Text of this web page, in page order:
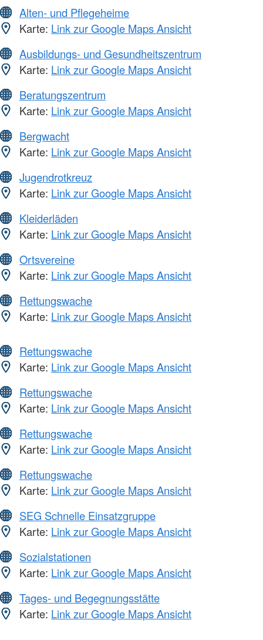
Alten- und Pflegeheime
Karte: Link zur Google Maps Ansicht
Ausbildungs- und Gesundheitszentrum
Karte: Link zur Google Maps Ansicht
Beratungszentrum
Karte: Link zur Google Maps Ansicht
Bergwacht
Karte: Link zur Google Maps Ansicht
Jugendrotkreuz
Karte: Link zur Google Maps Ansicht
Kleiderläden
Karte: Link zur Google Maps Ansicht
Ortsvereine
Karte: Link zur Google Maps Ansicht
Rettungswache
Karte: Link zur Google Maps Ansicht
Rettungswache
Karte: Link zur Google Maps Ansicht
Rettungswache
Karte: Link zur Google Maps Ansicht
Rettungswache
Karte: Link zur Google Maps Ansicht
Rettungswache
Karte: Link zur Google Maps Ansicht
SEG Schnelle Einsatzgruppe
Karte: Link zur Google Maps Ansicht
Sozialstationen
Karte: Link zur Google Maps Ansicht
Tages- und Begegnungsstätte
Karte: Link zur Google Maps Ansicht